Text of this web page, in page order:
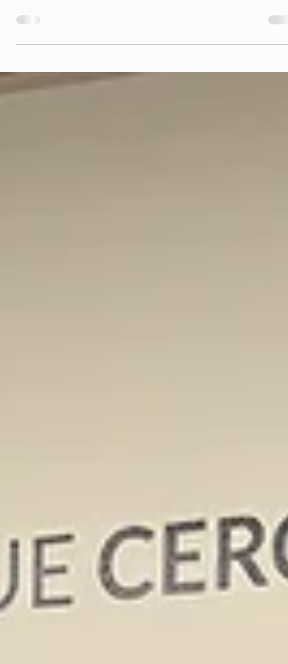
pasacalles y con el peculiar entierro...